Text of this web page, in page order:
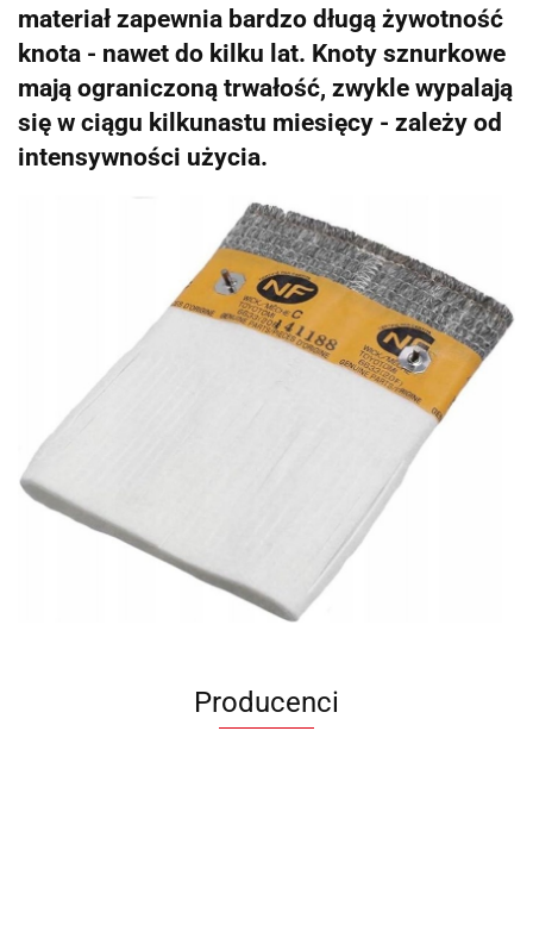
materiał zapewnia bardzo długą żywotność
knota - nawet do kilku lat. Knoty sznurkowe
mają ograniczoną trwałość, zwykle wypalają
się w ciągu kilkunastu miesięcy - zależy od
intensywności użycia.
Producenci